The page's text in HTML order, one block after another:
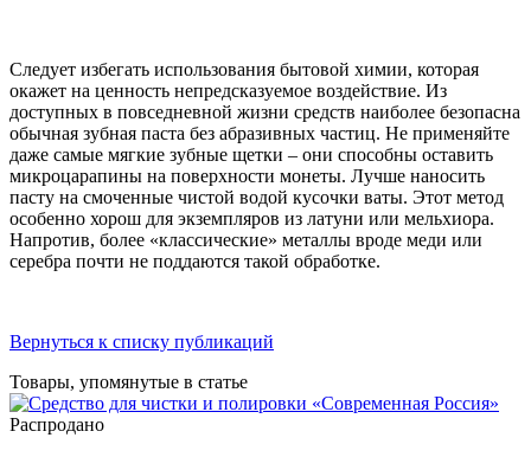
Следует избегать использования бытовой химии, которая
окажет на ценность непредсказуемое воздействие. Из
доступных в повседневной жизни средств наиболее безопасна
обычная зубная паста без абразивных частиц. Не применяйте
даже самые мягкие зубные щетки – они способны оставить
микроцарапины на поверхности монеты. Лучше наносить
пасту на смоченные чистой водой кусочки ваты. Этот метод
особенно хорош для экземпляров из латуни или мельхиора.
Напротив, более «классические» металлы вроде меди или
серебра почти не поддаются такой обработке.
Вернуться к списку публикаций
Товары, упомянутые в статье
Распродано